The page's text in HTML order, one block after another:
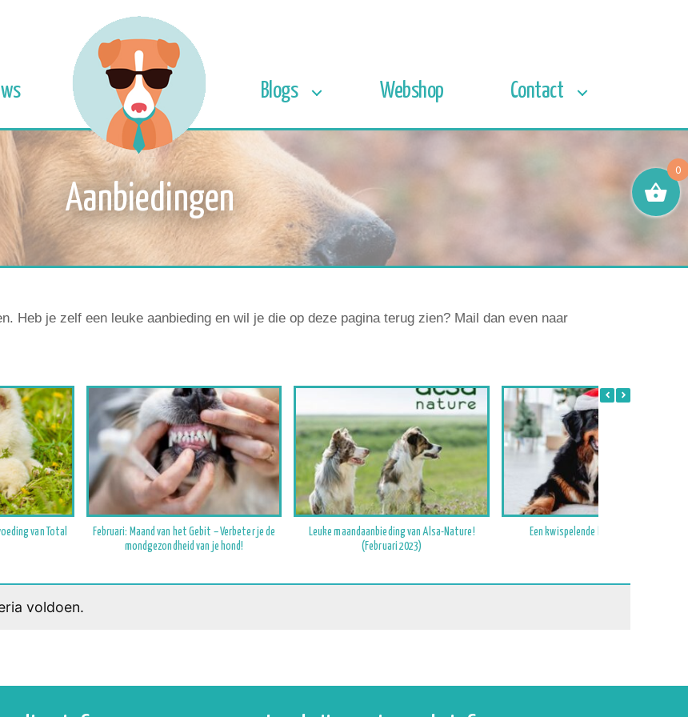
Blogs Webshop Contact
Aanbiedingen
Heb je zelf een leuke aanbieding en wil je die op deze pagina terug zien? Mail dan even naar
van Total
Februari: Maand van het Gebit – Verbeter je de
mondgezondheid van je hond!
Leuke maandaanbieding van Alsa-Nature!
(Februari 2023)
Een kwispelende kerst met je hond
voldoen.
0